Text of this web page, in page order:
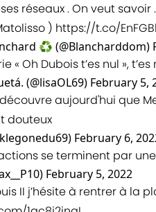
réseaux . On veut
) https://t.co/
♻️ (@Blancharddom)
« Oh Dubois t’es nul »,
(@lisaOL69) February 5,
aujourd'hui que
douteux
February 6,
se terminent par
February 5, 2022
II j’hésite à rentrer à la